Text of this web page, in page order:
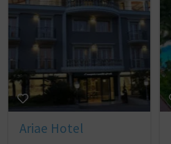
Ariae Hotel